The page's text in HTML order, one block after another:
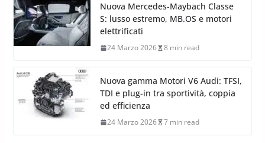
Nuova Mercedes-Maybach Classe
S: lusso estremo, MB.OS e motori
elettrificati
24 Marzo 2026 8 min read
Nuova gamma Motori V6 Audi: TFSI,
TDI e plug-in tra sportività, coppia
ed efficienza
24 Marzo 2026 7 min read